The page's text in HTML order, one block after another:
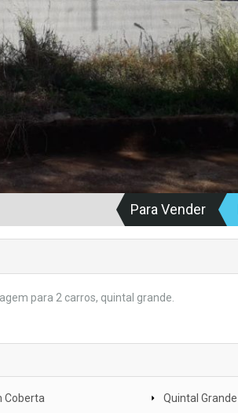
Para Vender
para 2 carros, quintal grande.
Coberta Quintal Grande